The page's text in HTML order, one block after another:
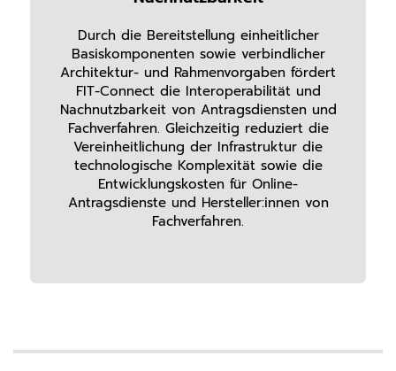
Durch die Bereitstellung einheitlicher
Basiskomponenten sowie verbindlicher
Architektur- und Rahmenvorgaben fördert
FIT-Connect die Interoperabilität und
Nachnutzbarkeit von Antragsdiensten und
Fachverfahren. Gleichzeitig reduziert die
Vereinheitlichung der Infrastruktur die
technologische Komplexität sowie die
Entwicklungskosten für Online-
Antragsdienste und Hersteller:innen von
Fachverfahren.